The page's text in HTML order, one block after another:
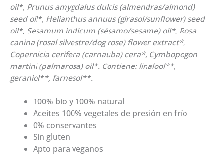
oil*, Prunus amygdalus dulcis (almendras/almond)
seed oil*, Helianthus annuus (girasol/sunflower) seed
oil*, Sesamum indicum (sésamo/sesame) oil*, Rosa
canina (rosal silvestre/dog rose) flower extract*,
Copernicia cerifera (carnauba) cera*, Cymbopogon
martini (palmarosa) oil*. Contiene: linalool**,
geraniol**, farnesol**.
100% bio y 100% natural
Aceites 100% vegetales de presión en frío
0% conservantes
Sin gluten
Apto para veganos